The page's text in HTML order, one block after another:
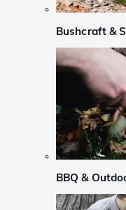
Bushcraft &
BBQ &